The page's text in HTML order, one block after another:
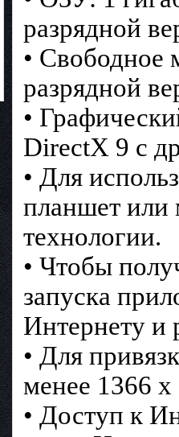
разрядной
• Свободное
разрядной
•
DirectX 9 с
• Для
планшет или
технологии.
• Чтобы
запуска
Интернету и
• Для
менее 1366 x
• Доступ к